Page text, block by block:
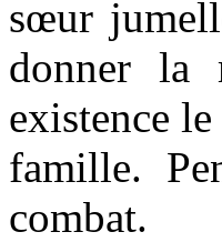
sœur
donner la
existence
famille.
combat.